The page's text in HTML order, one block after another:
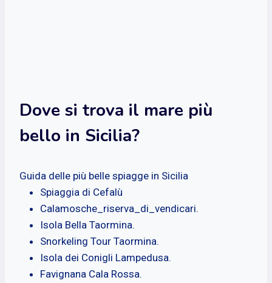
Dove si trova il mare più
bello in Sicilia?
Guida delle più belle spiagge in Sicilia
Spiaggia di Cefalù
Calamosche_riserva_di_vendicari.
Isola Bella Taormina.
Snorkeling Tour Taormina.
Isola dei Conigli Lampedusa.
Favignana Cala Rossa.